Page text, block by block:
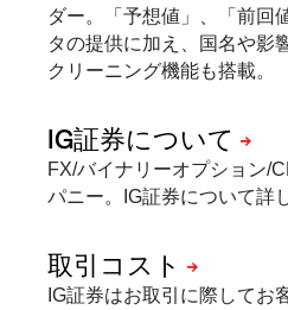
ダー。「予想値」、「前回
タの提供に加え、国名や影
クリーニング機能も搭載。
FX/バイナリーオプション/
パニー。IG証券について詳
IG証券はお取引に際してお